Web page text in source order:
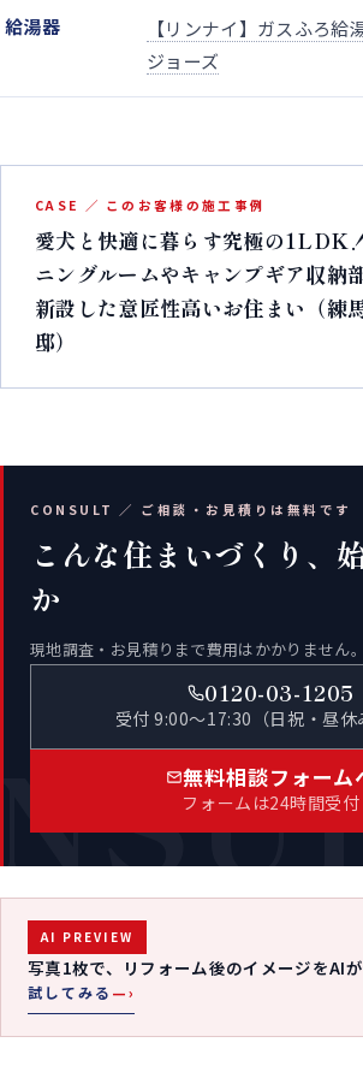
給湯器
【リンナイ】ガスふろ給
ジョーズ
CASE ／ このお客様の施工事例
愛犬と快適に暮らす究極の1LDK
ニングルームやキャンプギア収納
新設した意匠性高いお住まい（練
邸）
CONSULT ／ ご相談・お見積りは無料です
こんな住まいづくり、
か
現地調査・お見積りまで費用はかかりません。
0120-03-1205
受付 9:00〜17:30（日祝・昼休
無料相談フォーム
フォームは24時間受付
AI PREVIEW
写真1枚で、リフォーム後のイメージをAIが
試してみる —›